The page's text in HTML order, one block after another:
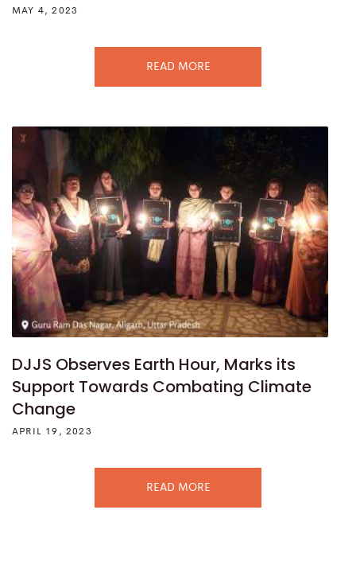
MAY 4, 2023
READ MORE
DJJS Observes Earth Hour, Marks its
Support Towards Combating Climate
Change
APRIL 19, 2023
READ MORE